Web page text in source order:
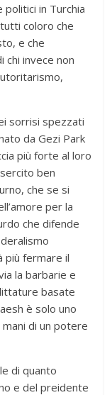
in Turchia
coloro che
e che
chi invece non
sorrisi spezzati
da Gezi Park
più forte al loro
ben
che se si
per la
che difende
più fermare il
la barbarie e
basate
è solo uno
di un potere
di quanto
e del preidente